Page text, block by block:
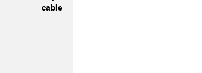
cable